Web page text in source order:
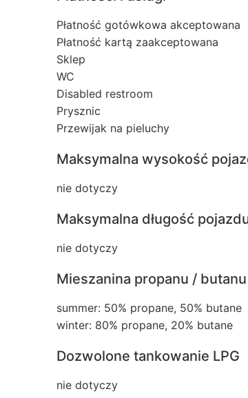
Płatność gotówkowa akceptowana
Płatność kartą zaakceptowana
Sklep
WC
Disabled restroom
Prysznic
Przewijak na pieluchy
Maksymalna wysokość
nie dotyczy
Maksymalna długość
nie dotyczy
Mieszanina propanu / butanu
summer: 50% propane, 50% butane
winter: 80% propane, 20% butane
Dozwolone tankowanie LPG
nie dotyczy